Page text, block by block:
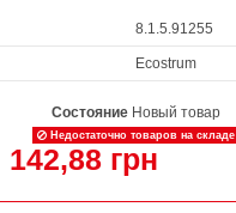
8.1.5.91255
Ecostrum
Состояние Новый товар
Недостаточно товаров на складе
142,88 грн